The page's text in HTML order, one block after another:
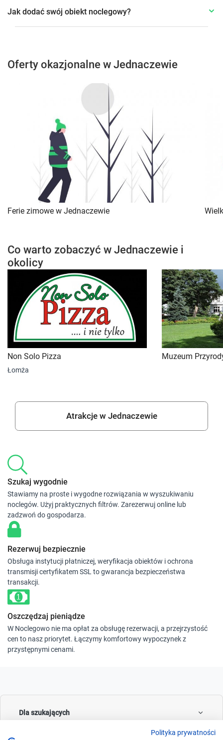
Jak dodać swój obiekt noclegowy?
Oferty okazjonalne w Jednaczewie
Ferie zimowe w Jednaczewie
Co warto zobaczyć w Jednaczewie i
okolicy
Non Solo Pizza
Łomża
Muzeum
Atrakcje w Jednaczewie
Szukaj wygodnie
Stawiamy na proste i wygodne rozwiązania w wyszukiwaniu
noclegów. Użyj praktycznych filtrów. Zarezerwuj online lub
zadzwoń do gospodarza.
Rezerwuj bezpiecznie
Obsługa instytucji płatniczej, weryfikacja obiektów i ochrona
transmisji certyfikatem SSL to gwarancja bezpieczeństwa
transakcji.
Oszczędzaj pieniądze
W Noclegowo nie ma opłat za obsługę rezerwacji, a przejrzystość
cen to nasz priorytet. Łączymy komfortowy wypoczynek z
przystępnymi cenami.
Dla szukających
Polityka prywatności